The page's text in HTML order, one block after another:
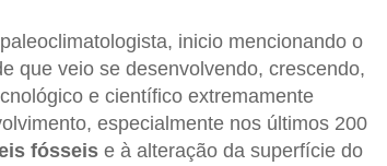
inicio mencionando o
que veio se desenvolvendo, crescendo,
e científico extremamente
especialmente nos últimos 200
fósseise à alteração da superfície do